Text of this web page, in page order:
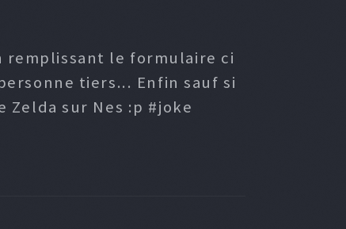
remplissant le formulaire ci
tiers... Enfin sauf si
sur Nes :p #joke